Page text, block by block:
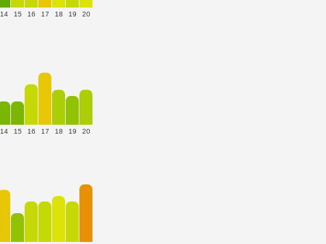
14 15 16 17 18 19 20
14 15 16 17 18 19 20